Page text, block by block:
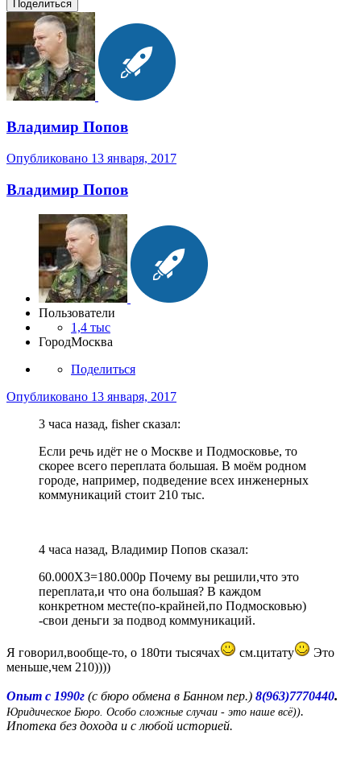
Поделиться
Владимир Попов
Опубликовано 13 января, 2017
Владимир Попов
Пользователи
1,4 тыс
ГородМосква
Поделиться
Опубликовано 13 января, 2017
3 часа назад, fisher сказал:
Если речь идёт не о Москве и Подмосковье, то
скорее всего переплата большая. В моём родном
городе, например, подведение всех инженерных
коммуникаций стоит 210 тыс.
4 часа назад, Владимир Попов сказал:
60.000Х3=180.000р Почему вы решили,что это
переплата,и что она большая? В каждом
конкретном месте(по-крайней,по Подмосковью)
-свои деньги за подвод коммуникаций.
Я говорил,вообще-то, о 180ти тысячах см.цитату
Это
меньше,чем 210))))
Опыт с 1990г (с бюро обмена в Банном пер.) 8(963)7770440.
Юридическое Бюро. Особо сложные случаи - это наше всё)).
Ипотека без дохода и с любой историей.